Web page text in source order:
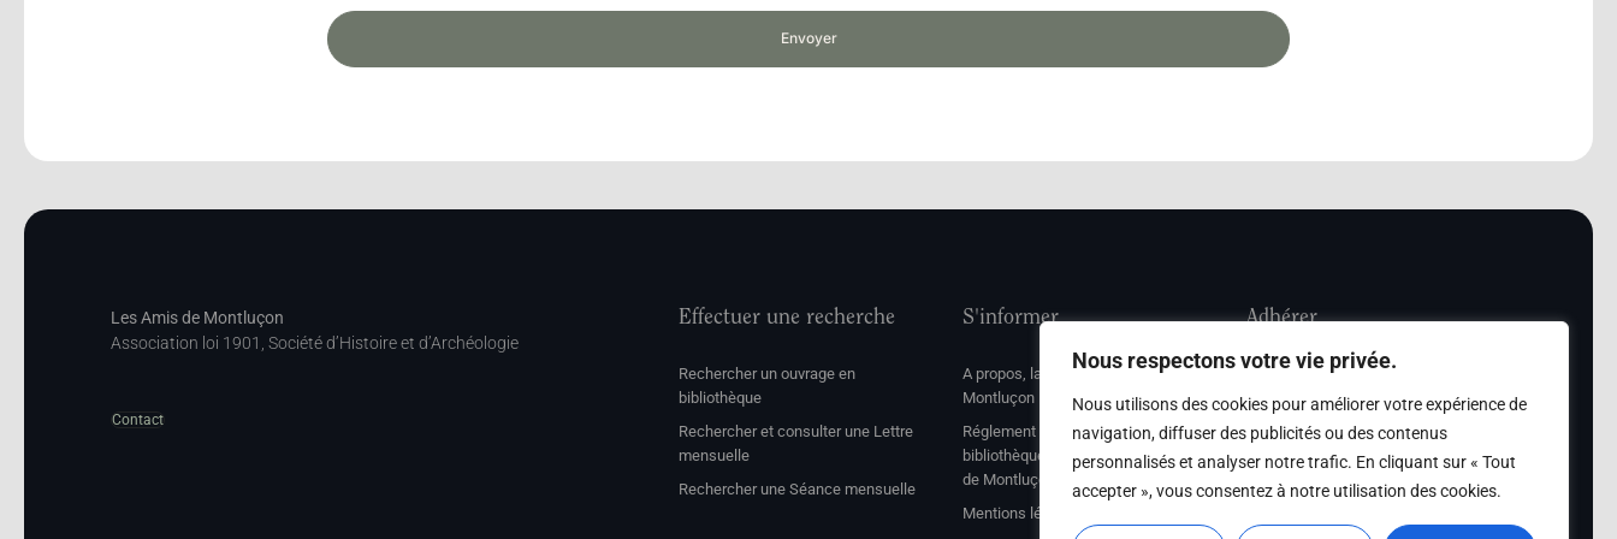
Nous respectons votre vie privée.
Nous utilisons des cookies pour améliorer votre expérience de
navigation, diffuser des publicités ou des contenus
personnalisés et analyser notre trafic. En cliquant sur « Tout
accepter », vous consentez à notre utilisation des cookies.
Envoyer
Les Amis de Montluçon
Association loi 1901, Société d’Histoire et d’Archéologie
Contact
Effectuer une recherche
Rechercher un ouvrage en
bibliothèque
Rechercher et consulter une Lettre
mensuelle
Rechercher une Séance mensuelle
S'informer
A propos, la société Les Amis de
Montluçon
Réglement de consultation de la
bibliothèque et des archives des Amis
de Montluçon
Mentions légales
Adhérer
Adhésion